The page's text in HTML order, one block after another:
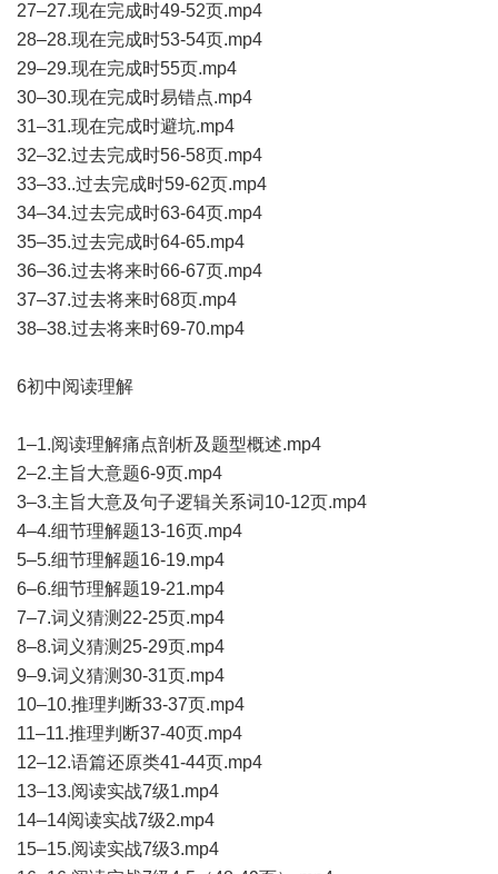
27–27.现在完成时49-52页.mp4
28–28.现在完成时53-54页.mp4
29–29.现在完成时55页.mp4
30–30.现在完成时易错点.mp4
31–31.现在完成时避坑.mp4
32–32.过去完成时56-58页.mp4
33–33..过去完成时59-62页.mp4
34–34.过去完成时63-64页.mp4
35–35.过去完成时64-65.mp4
36–36.过去将来时66-67页.mp4
37–37.过去将来时68页.mp4
38–38.过去将来时69-70.mp4
6初中阅读理解
1–1.阅读理解痛点剖析及题型概述.mp4
2–2.主旨大意题6-9页.mp4
3–3.主旨大意及句子逻辑关系词10-12页.mp4
4–4.细节理解题13-16页.mp4
5–5.细节理解题16-19.mp4
6–6.细节理解题19-21.mp4
7–7.词义猜测22-25页.mp4
8–8.词义猜测25-29页.mp4
9–9.词义猜测30-31页.mp4
10–10.推理判断33-37页.mp4
11–11.推理判断37-40页.mp4
12–12.语篇还原类41-44页.mp4
13–13.阅读实战7级1.mp4
14–14阅读实战7级2.mp4
15–15.阅读实战7级3.mp4